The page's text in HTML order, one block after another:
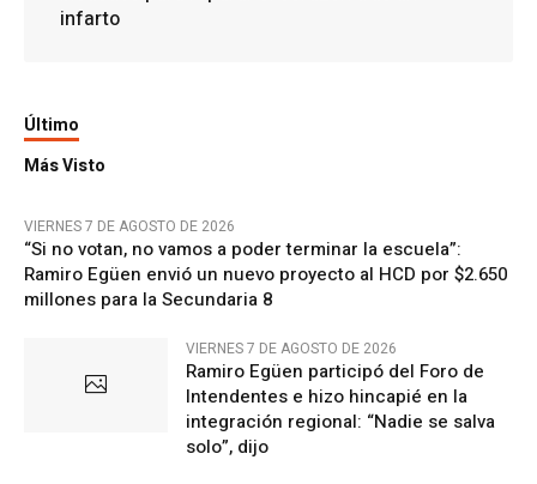
infarto
Último
Más Visto
VIERNES 7 DE AGOSTO DE 2026
“Si no votan, no vamos a poder terminar la escuela”:
Ramiro Egüen envió un nuevo proyecto al HCD por $2.650
millones para la Secundaria 8
VIERNES 7 DE AGOSTO DE 2026
Ramiro Egüen participó del Foro de
Intendentes e hizo hincapié en la
integración regional: “Nadie se salva
solo”, dijo